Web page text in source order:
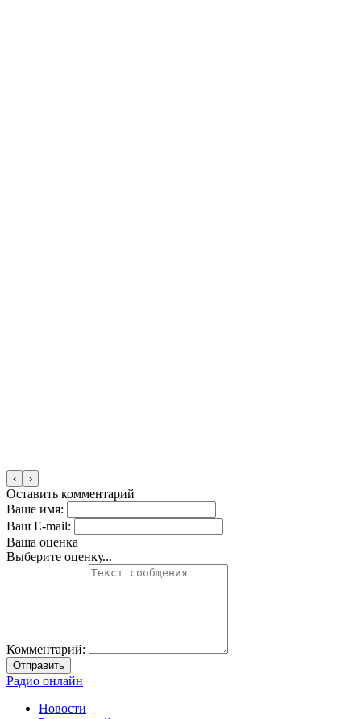
‹ ›
Оставить комментарий
Ваше имя:
Ваш E-mail:
Ваша оценка
Выберите оценку...
Комментарий:
Отправить
Радио онлайн
Новости